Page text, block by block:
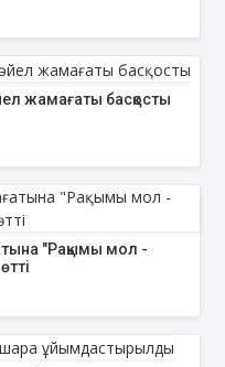
жамағаты басқосты
"Рақымы мол -